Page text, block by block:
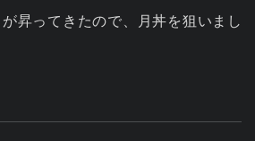
昇ってきたので、月丼を狙いまし